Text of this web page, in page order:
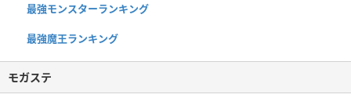
最強モンスターランキング
最強魔王ランキング
モガステ